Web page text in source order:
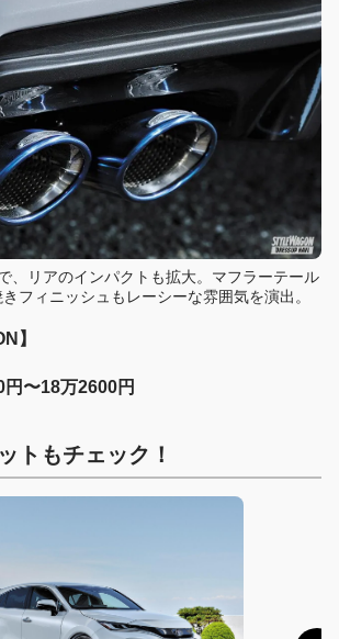
、リアのインパクトも拡大。マフラーテール
フィニッシュもレーシーな雰囲気を演出。
】
〜18万2600円
トもチェック！